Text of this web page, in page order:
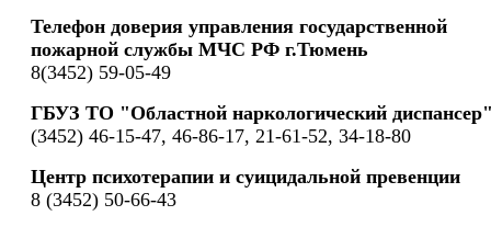
Телефон доверия управления государственной
пожарной службы МЧС РФ г.Тюмень
8(3452) 59-05-49
ГБУЗ ТО "Областной наркологический
(3452) 46-15-47, 46-86-17, 21-61-52, 34-18-80
Центр психотерапии и суицидальной превенции
8 (3452) 50-66-43